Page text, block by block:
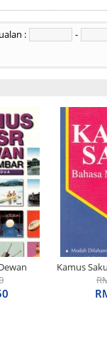
:
-
Kedua
Kamus